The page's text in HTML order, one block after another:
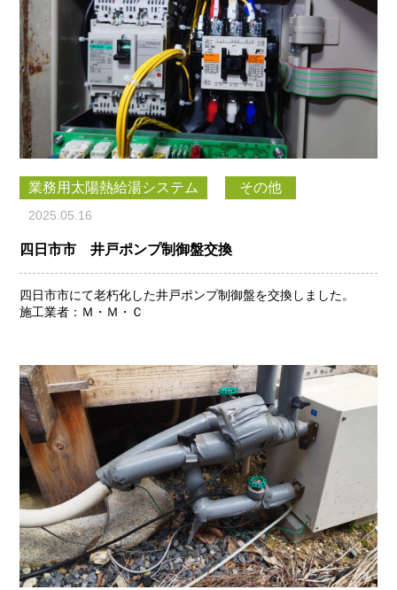
業務用太陽熱給湯システム その他
2025.05.16
四日市市 井戸ポンプ制御盤交換
四日市市にて老朽化した井戸ポンプ制御盤を交換しました。
施工業者：Ｍ・Ｍ・Ｃ